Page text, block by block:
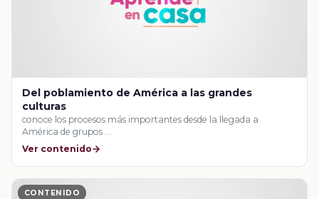
Del poblamiento de América a las grandes
culturas
conoce los procesos más importantes desde la llegada a
América de grupos …
Ver contenido
CONTENIDO